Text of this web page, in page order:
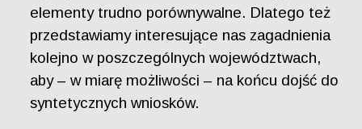
elementy trudno porównywalne. Dlatego też
przedstawiamy interesujące nas zagadnienia
kolejno w poszczególnych województwach,
aby – w miarę możliwości – na końcu dojść do
syntetycznych wniosków.